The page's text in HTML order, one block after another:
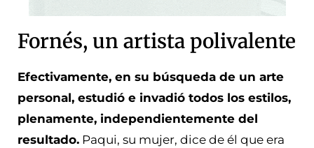
Fornés, un artista polivalente
Efectivamente, en su búsqueda de un arte
personal, estudió e invadió todos los estilos,
plenamente, independientemente del
resultado. Paqui, su mujer, dice de él que era